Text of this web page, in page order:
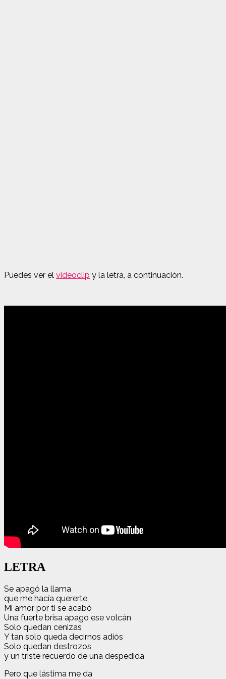
Puedes ver el videoclip y la letra, a continuación.
LETRA
Se apagó la llama
que me hacía quererte
Mi amor por ti se acabó
Una fuerte brisa apago ese volcán
Solo quedan cenizas
Y tan solo queda decirnos adiós
Solo quedan destrozos
y un triste recuerdo de una despedida
Pero que lástima me da